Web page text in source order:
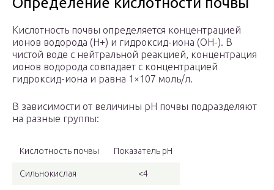
Кислотность почвы определяется концентрацией
ионов водорода (Н+) и гидроксид-иона (OH-). В
чистой воде с нейтральной реакцией, концентрация
ионов водорода совпадает с концентрацией
гидроксид-иона и равна 1×107 моль/л.
В зависимости от величины рН почвы подразделяют
на разные группы:
Кислотность почвы Показатель рН
Сильнокислая <4